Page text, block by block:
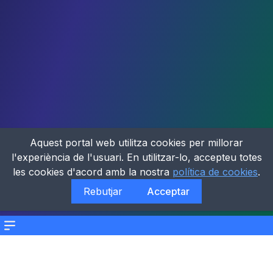
Menu
Aquest portal web utilitza cookies per millorar
l'experiència de l'usuari. En utilitzar-lo, accepteu totes
les cookies d'acord amb la nostra política de cookies.
Rebutjar
Acceptar